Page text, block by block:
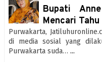
Bupati
Mencari Tahu
Purwakarta,
di media sosial yang
Purwakarta suda… ...